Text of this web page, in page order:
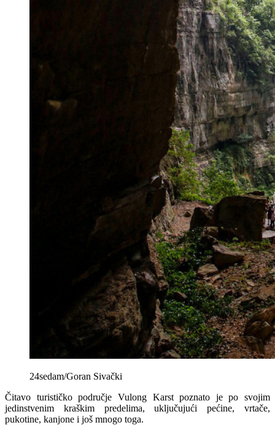
24sedam/Goran Sivački
Čitavo turističko područje Vulong Karst poznato je po svojim
jedinstvenim kraškim predelima, uključujući pećine, vrtače,
pukotine, kanjone i još mnogo toga.